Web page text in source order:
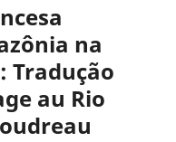
na
Tradução
au Rio